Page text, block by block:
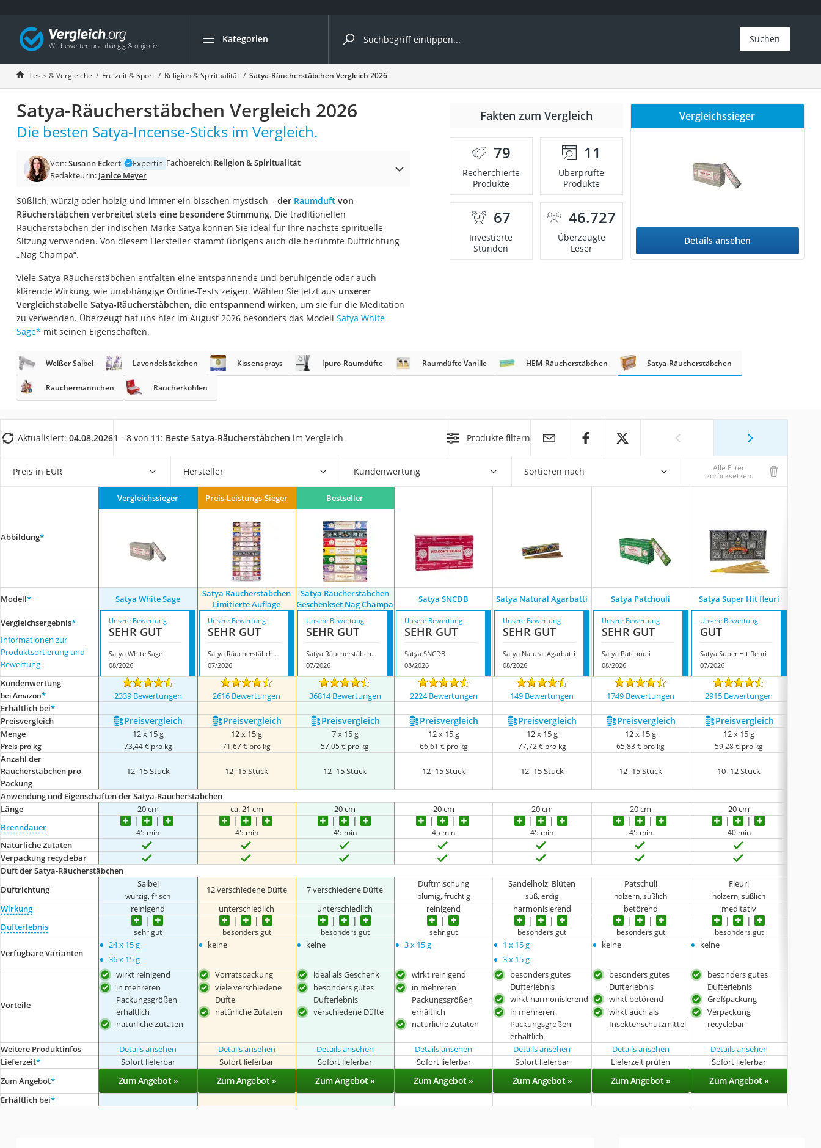
Kategorien
Die beliebtesten Vergleiche nach Kategorie
Freizeit & Sport
Gartentrampolin
Trampolin
Metalldetektor
Eufab-Fahrradträger
Trampolin 366 cm
Aluminium-Koffer
Futterboot
Air Bike
Trekkingschuhe Herren
Reisetasche mit Rollen
Klimmzugstation
Nachtsichtgerät
Faltschloss
Handgepäck-Koffer
Wanderschuhe Herren
Service
Suchen
Tests & Vergleiche Freizeit & Sport Religion & Spiritualität Satya-Räucherstäbchen Vergleich 2026
Satya-Räucherstäbchen Vergleich 2026
Die besten Satya-Incense-Sticks im Vergleich.
Von:Susann Eckert Expertin Fachbereich: Religion & Spiritualität
Redakteurin: Janice Meyer
Süßlich, würzig oder holzig und immer ein bisschen mystisch – der Raumduftvon
Räucherstäbchen verbreitet stets eine besondere Stimmung. Die traditionellen
Räucherstäbchen der indischen Marke Satya können Sie ideal für Ihre nächste spirituelle
Sitzung verwenden. Von diesem Hersteller stammt übrigens auch die berühmte Duftrichtung
„Nag Champa“.
Viele Satya-Räucherstäbchen entfalten eine entspannende und beruhigende oder auch
klärende Wirkung, wie unabhängige Online-Tests zeigen. Wählen Sie jetzt aus unserer
Vergleichstabelle Satya-Räucherstäbchen, die entspannend wirken, um sie für die Meditation
zu verwenden. Überzeugt hat uns hier im August 2026 besonders das Modell Satya White
Sage* mit seinen Eigenschaften.
Fakten zum Vergleich
79
Recherchierte
Produkte
11
Überprüfte
Produkte
67
Investierte
Stunden
46.727
Überzeugte
Leser
Vergleichssieger
Details ansehen
Weißer Salbei Lavendelsäckchen Kissensprays Ipuro-Raumdüfte Raumdüfte Vanille HEM-Räucherstäbchen Satya-Räucherstäbchen
Räuchermännchen Räucherkohlen
Aktualisiert: 04.08.20261 - 8 von 11: Beste Satya-Räucherstäbchen im Vergleich Produkte filtern
Preis in EUR Hersteller Kundenwertung Sortieren nach Alle Filter
zurücksetzen
Abbildung*
Vergleichssieger Preis-Leistungs-Sieger Bestseller
Modell* Satya White Sage
Satya Räucherstäbchen
Limitierte Auflage
Satya Räucherstäbchen
Geschenkset Nag Champa
Satya SNCDB Satya Natural Agarbatti Satya Patchouli Satya Super Hit fleuri
Vergleichsergebnis*
Informationen zur
Produktsortierung und
Bewertung
Unsere Bewertung
SEHR GUT
Satya White Sage
08/2026
Unsere Bewertung
SEHR GUT
Satya Räucherstäbchen Limitierte Auflage
07/2026
Unsere Bewertung
SEHR GUT
Satya Räucherstäbchen Geschenkset Nag Champa
07/2026
Unsere Bewertung
SEHR GUT
Satya SNCDB
08/2026
Unsere Bewertung
SEHR GUT
Satya Natural Agarbatti
08/2026
Unsere Bewertung
SEHR GUT
Satya Patchouli
08/2026
Unsere Bewertung
GUT
Satya Super Hit fleuri
07/2026
Kundenwertung
bei Amazon* 2339 Bewertungen 2616 Bewertungen 36814 Bewertungen 2224 Bewertungen 149 Bewertungen 1749 Bewertungen 2915 Bewertungen
Erhältlich bei*
Preis­vergleich
Preis­vergleich Preis­vergleich Preis­vergleich Preis­vergleich Preis­vergleich Preis­vergleich Preis­vergleich
Menge
Preis pro kg
12 x 15 g
73,44 € pro kg
12 x 15 g
71,67 € pro kg
7 x 15 g
57,05 € pro kg
12 x 15 g
66,61 € pro kg
12 x 15 g
77,72 € pro kg
12 x 15 g
65,83 € pro kg
12 x 15 g
59,28 € pro kg
Anzahl der
Räucherstäbchen pro
Packung
12–15 Stück 12–15 Stück 12–15 Stück 12–15 Stück 12–15 Stück 12–15 Stück 10–12 Stück
Anwendung und Eigenschaften der Satya-Räucherstäbchen
Länge
20 cm ca. 21 cm 20 cm 20 cm 20 cm 20 cm
20 cm
Brenndauer
45 min 45 min 45 min 45 min 45 min 45 min 40 min
Natürliche Zutaten
Verpackung recyclebar
Duft der Satya-Räucherstäbchen
Duftrichtung
Salbei
würzig, frisch
12 verschiedene Düfte 7 verschiedene Düfte
Duftmischung
blumig, fruchtig
Sandelholz, Blüten
süß, erdig
Patschuli
hölzern, süßlich
Fleuri
hölzern, süßlich
Wirkung reinigend unterschiedlich unterschiedlich reinigend harmonisierend betörend meditativ
Dufterlebnis
sehr gut besonders gut besonders gut sehr gut besonders gut besonders gut besonders gut
Verfügbare Varianten • 24 x 15 g
• 36 x 15 g
• keine • keine • 3 x 15 g • 1 x 15 g
• 3 x 15 g
• keine • keine
Vorteile
wirkt reinigend
in mehreren
Packungsgrößen
erhältlich
natürliche Zutaten
Vorratspackung
viele verschiedene
Düfte
natürliche Zutaten
ideal als Geschenk
besonders gutes
Dufterlebnis
verschiedene Düfte
wirkt reinigend
in mehreren
Packungsgrößen
erhältlich
natürliche Zutaten
besonders gutes
Dufterlebnis
wirkt harmonisierend
in mehreren
Packungsgrößen
erhältlich
besonders gutes
Dufterlebnis
wirkt betörend
wirkt auch als
Insektenschutzmittel
besonders gutes
Dufterlebnis
Großpackung
Verpackung
recyclebar
Weitere Produktinfos Details ansehen Details ansehen Details ansehen Details ansehen Details ansehen Details ansehen Details ansehen
Lieferzeit* Sofort lieferbar Sofort lieferbar Sofort lieferbar Sofort lieferbar Sofort lieferbar Lieferzeit prüfen Sofort lieferbar
Zum Angebot* Zum Angebot » Zum Angebot » Zum Angebot » Zum Angebot » Zum Angebot » Zum Angebot » Zum Angebot »
Erhältlich bei*